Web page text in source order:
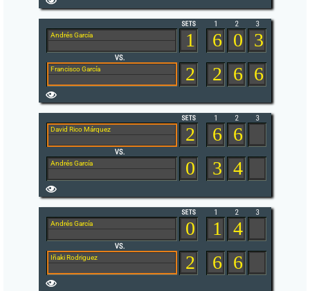
Andrés García
Francisco García
1
2
6 0 3
2 6 6
David Rico Márquez
Andrés García
2
0
6 6
3 4
Andrés García
Iñaki Rodriguez
0
2
1
4
6 6